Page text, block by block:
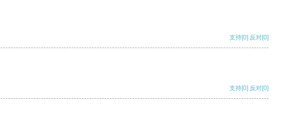
支持[0] 反对[0]
支持[0] 反对[0]